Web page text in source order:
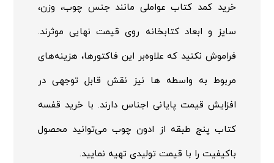
خرید کمد کتاب عواملی مانند جنس چوب، وزن،
سایز و ابعاد کتابخانه روی قیمت نهایی موثرند.
فراموش نکنید که علاوه‌بر این فاکتورها، هزینه‌های
مربوط به واسطه ها نیز نقش قابل توجهی در
افزایش قیمت پایانی اجناس دارند. با خرید قفسه
کتاب پنج طبقه از ادون چوب می‌توانید محصول
باکیفیت را با قیمت تولیدی تهیه نمایید.